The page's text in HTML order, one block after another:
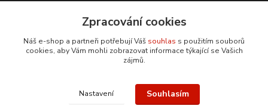
+420 774 141 314
info@bazarvlacky.cz
Zpracování cookies
Náš e-shop a partneři potřebují Váš souhlas s použitím souborů
cookies, aby Vám mohli zobrazovat informace týkající se Vašich
zájmů.
Nastavení Souhlasím